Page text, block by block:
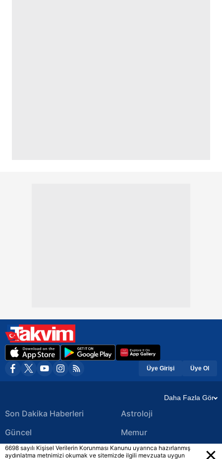
Üye Girişi Üye Ol
Daha Fazla Gör
Son Dakika Haberleri
Güncel
Ekonomi Haberleri
Astroloji
Memur
Yerel Haberler
6698 sayılı Kişisel Verilerin Korunması Kanunu uyarınca hazırlanmış
aydınlatma metnimizi okumak ve sitemizde ilgili mevzuata uygun